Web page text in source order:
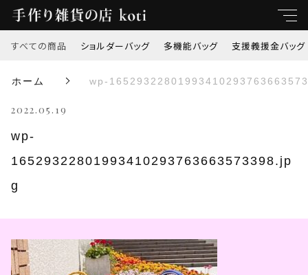
すべての商品 ショルダーバッグ 多機能バッグ 支援義援金バッグ
ホーム wp-
2022.05.19
wp-
16529322801993410293763663573398.jp
g
オリジナル刺繍
親カテゴリ
価格帯
～